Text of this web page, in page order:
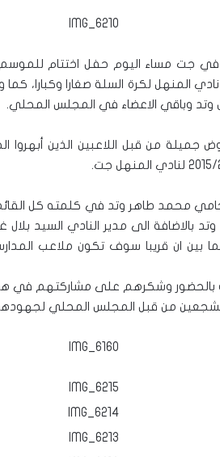
المنهل لكرة السلة صغارا وكبارا،
وتد وباقي الاعضاء في المجلس المحلي.
جميلة من قبل اللاعبين الذين أبهروا
محمد طاهر وتد في كلمته كل
بالاضافة الى مدير النادي السيد
ان قريبا سوف تكون ملاعب المدارس
بالحضور وشكرهم على مشاركتهم في
من قبل المجلس المحلي